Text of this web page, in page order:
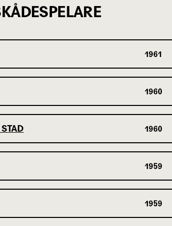
1961
1960
1960
1959
1959